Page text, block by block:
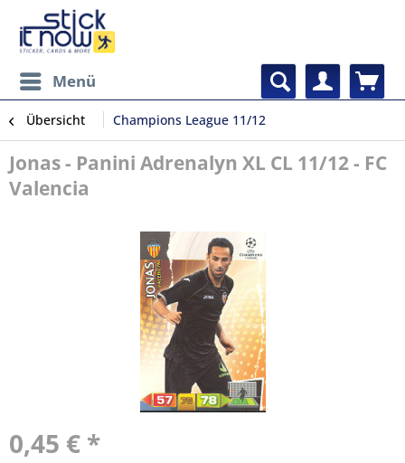
Menü
Übersicht Champions League 11/12
Jonas - Panini Adrenalyn XL CL 11/12 - FC
Valencia
0,45 € *